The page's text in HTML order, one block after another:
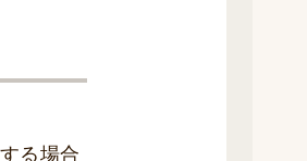
る場合